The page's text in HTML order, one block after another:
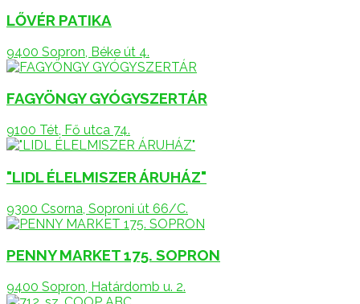
LŐVÉR PATIKA
9400 Sopron, Béke út 4.
FAGYÖNGY GYÓGYSZERTÁR
9100 Tét, Fő utca 74.
"LIDL ÉLELMISZER ÁRUHÁZ"
9300 Csorna, Soproni út 66/C.
PENNY MARKET 175. SOPRON
9400 Sopron, Határdomb u. 2.